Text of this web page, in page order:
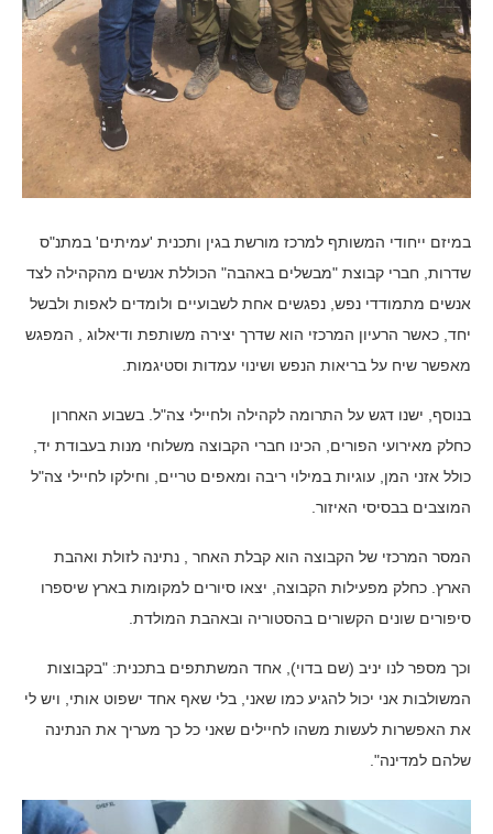
במיזם ייחודי המשותף למרכז מורשת בגין ותכנית 'עמיתים' במתנ"ס
שדרות, חברי קבוצת "מבשלים באהבה" הכוללת אנשים מהקהילה לצד
אנשים מתמודדי נפש, נפגשים אחת לשבועיים ולומדים לאפות ולבשל
יחד, כאשר הרעיון המרכזי הוא שדרך יצירה משותפת ודיאלוג , המפגש
מאפשר שיח על בריאות הנפש ושינוי עמדות וסטיגמות.
בנוסף, ישנו דגש על התרומה לקהילה ולחיילי צה"ל. בשבוע האחרון
כחלק מאירועי הפורים, הכינו חברי הקבוצה משלוחי מנות בעבודת יד,
כולל אזני המן, עוגיות במילוי ריבה ומאפים טריים, וחילקו לחיילי צה"ל
המוצבים בבסיסי האיזור.
המסר המרכזי של הקבוצה הוא קבלת האחר , נתינה לזולת ואהבת
הארץ. כחלק מפעילות הקבוצה, יצאו סיורים למקומות בארץ שיספרו
סיפורים שונים הקשורים בהסטוריה ובאהבת המולדת.
וכך מספר לנו יניב (שם בדוי), אחד המשתתפים בתכנית: "בקבוצות
המשולבות אני יכול להגיע כמו שאני, בלי שאף אחד ישפוט אותי, ויש לי
את האפשרות לעשות משהו לחיילים שאני כל כך מעריך את הנתינה
שלהם למדינה".